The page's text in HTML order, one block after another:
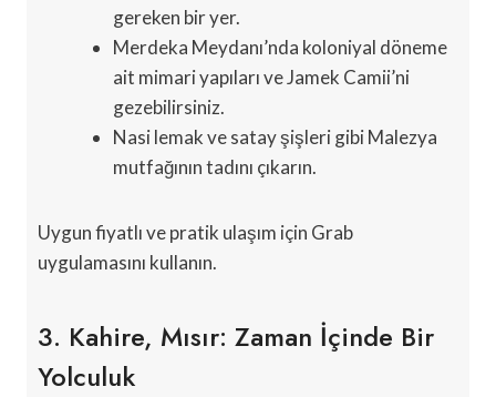
gereken bir yer.
Merdeka Meydanı’nda koloniyal döneme
ait mimari yapıları ve Jamek Camii’ni
gezebilirsiniz.
Nasi lemak ve satay şişleri gibi Malezya
mutfağının tadını çıkarın.
Uygun fiyatlı ve pratik ulaşım için Grab
uygulamasını kullanın.
3. Kahire, Mısır: Zaman İçinde Bir
Yolculuk